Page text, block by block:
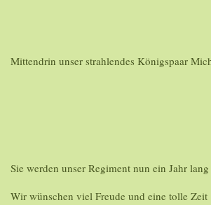
Mittendrin unser strahlendes Königspaar
Sie werden unser Regiment nun ein Jahr
Wir wünschen viel Freude und eine tolle Zeit